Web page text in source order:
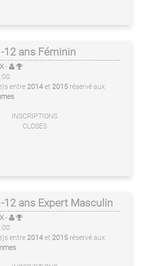
12 ans Féminin
-
entre 2014et 2015 réservé aux
INSCRIPTIONS
CLOSES
12 ans Expert Masculin
-
entre 2014et 2015 réservé aux